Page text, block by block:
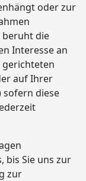
oder zur
beruht die
Interesse an
gerichteten
auf Ihrer
sofern diese
bis Sie uns zur
zur